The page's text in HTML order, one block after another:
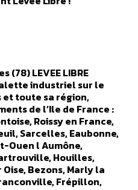
(78) LEVEE LIBRE
industriel sur le
et toute sa région,
de l’Ile de France :
Roissy en France,
Sarcelles, Eaubonne,
Ouen l Aumône,
Houilles,
Bezons, Marly la
Frépillon,